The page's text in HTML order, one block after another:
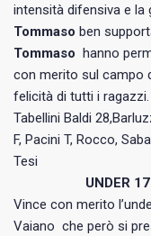
intensità difensiva e la
Tommaso ben
Tommaso hanno
con merito sul campo
felicità di tutti i ragazzi.
Tabellini Baldi
F, Pacini T, Rocco,
Tesi
UNDER
Vince con merito
Vaiano che però si